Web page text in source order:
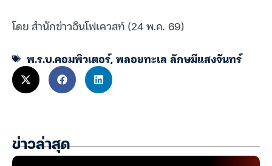
โดย สำนักข่าวอินโฟเควสท์ (24 พ.ค. 69)
พ.ร.บ.คอมพิวเตอร์,พลอยทะเล ลักษมีแสงจันทร์
ข่าวล่าสุด